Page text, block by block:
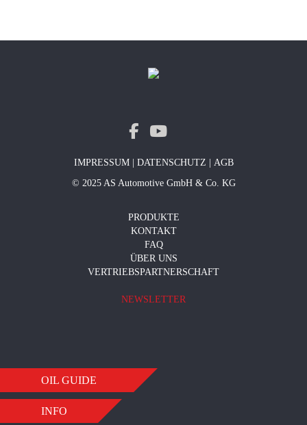
IMPRESSUM| DATENSCHUTZ
AGB
© 2025 AS Automotive GmbH & Co. KG
PRODUKTE
KONTAKT
FAQ
ÜBER UNS
VERTRIEBSPARTNERSCHAFT
NEWSLETTER
OIL GUIDE
INFO